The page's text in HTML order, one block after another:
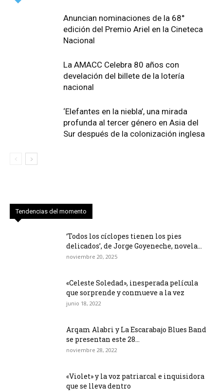
Anuncian nominaciones de la 68°
edición del Premio Ariel en la Cineteca
Nacional
La AMACC Celebra 80 años con
develación del billete de la lotería
nacional
‘Elefantes en la niebla’, una mirada
profunda al tercer género en Asia del
Sur después de la colonización inglesa
Tendencias del momento
‘Todos los cíclopes tienen los pies
delicados’, de Jorge Goyeneche, novela...
noviembre 20, 2025
«Celeste Soledad», inesperada película
que sorprende y conmueve a la vez
junio 18, 2022
Arqam Alabri y La Escarabajo Blues Band
se presentan este 28...
noviembre 28, 2022
«Violet» y la voz patriarcal e inquisidora
que se lleva dentro